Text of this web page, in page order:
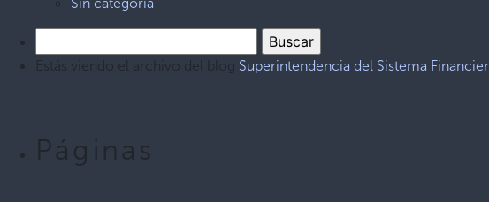
Estás viendo el archivo del blog Superintendencia del Sistema
Páginas